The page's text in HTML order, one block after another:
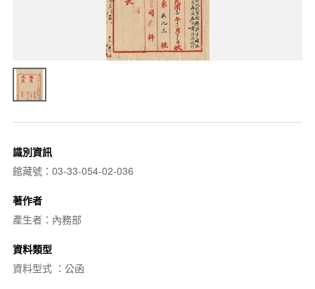
識別資訊
館藏號：03-33-054-02-036
著作者
產生者：內務部
資料類型
資料型式 ：公函